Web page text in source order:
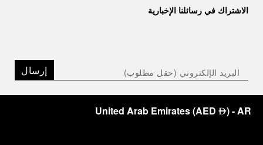
الاشتراك في رسائلنا الإخبارية
إرسال
United Arab Emirates(AED ⃃)- AR